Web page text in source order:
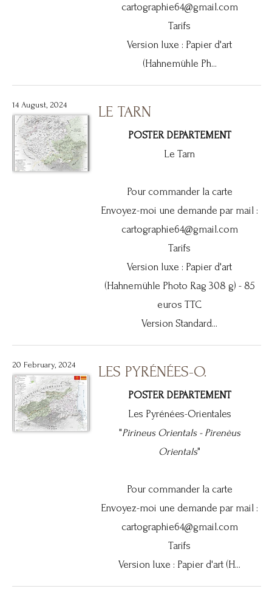
cartographie64@gmail.com
Tarifs
Version luxe : Papier d'art
(Hahnemühle Ph...
14 August, 2024 LE TARN
POSTER DEPARTEMENT
Le Tarn
Pour commander la carte
Envoyez-moi une demande par mail :
cartographie64@gmail.com
Tarifs
Version luxe : Papier d'art
(Hahnemühle Photo Rag 308 g) - 85
euros TTC
Version Standard...
20 February, 2024 LES PYRÉNÉES-O.
POSTER DEPARTEMENT
Les Pyrénées-Orientales
"Pirineus Orientals - Pirenèus
Orientals"
Pour commander la carte
Envoyez-moi une demande par mail :
cartographie64@gmail.com
Tarifs
Version luxe : Papier d'art (H...